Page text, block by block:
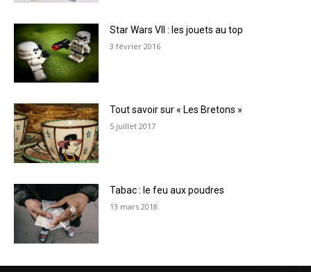
Star Wars VII : les jouets au top
3 février 2016
Tout savoir sur « Les Bretons »
5 juillet 2017
Tabac : le feu aux poudres
13 mars 2018